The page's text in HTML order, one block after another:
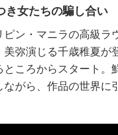
き女たちの騙し合い
ピン・マニラの高級ラ
美弥演じる千歳稚夏が
ところからスタート。
ながら、作品の世界に